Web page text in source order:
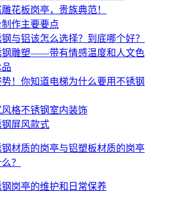
花板岗亭，贵族典范！
作主要要点
与铝该怎么选择？到底哪个好？
钢雕塑——带有情感温度和人文色
！你知道电梯为什么要用不锈钢
格不锈钢室内装饰
屏风款式
材质的岗亭与铝塑板材质的岗亭
？
岗亭的维护和日常保养